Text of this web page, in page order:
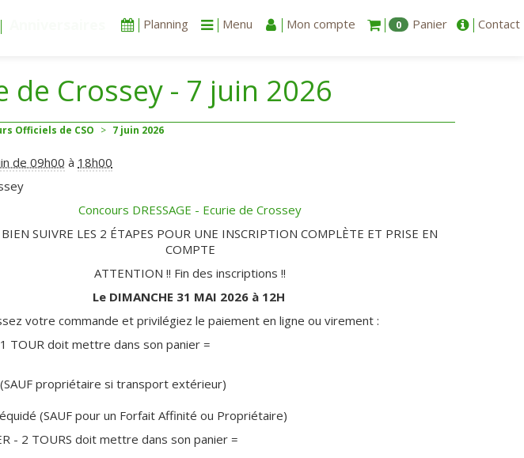
Planning Menu Mon compte 0 Panier Contact
de Crossey - 7 juin 2026
Officiels de CSO > 7 juin 2026
de 09h00 à 18h00
Concours DRESSAGE - Ecurie de Crossey
SUIVRE LES 2 ÉTAPES POUR UNE INSCRIPTION COMPLÈTE ET PRISE EN
COMPTE
ATTENTION !! Fin des inscriptions !!
Le DIMANCHE 31 MAI 2026 à 12H
votre commande et privilégiez le paiement en ligne ou virement :
1 TOUR doit mettre dans son panier =
propriétaire si transport extérieur)
(SAUF pour un Forfait Affinité ou Propriétaire)
- 2 TOURS doit mettre dans son panier =